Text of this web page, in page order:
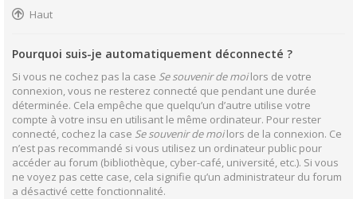
Haut
Pourquoi suis-je automatiquement déconnecté ?
Si vous ne cochez pas la case Se souvenir de moilors de votre
connexion, vous ne resterez connecté que pendant une durée
déterminée. Cela empêche que quelqu’un d’autre utilise votre
compte à votre insu en utilisant le même ordinateur. Pour rester
connecté, cochez la case Se souvenir de moilors de la connexion. Ce
n’est pas recommandé si vous utilisez un ordinateur public pour
accéder au forum (bibliothèque, cyber-café, université, etc.). Si vous
ne voyez pas cette case, cela signifie qu’un administrateur du forum
a désactivé cette fonctionnalité.